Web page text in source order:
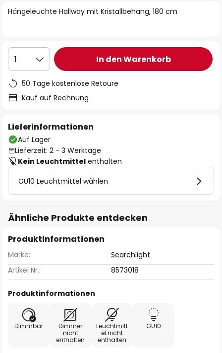
Hängeleuchte Hallway mit Kristallbehang, 180 cm
1 In den Warenkorb
50 Tage kostenlose Retoure
Kauf auf Rechnung
Lieferinformationen
Auf Lager
Lieferzeit: 2 - 3 Werktage
Kein Leuchtmittel enthalten
GU10 Leuchtmittel wählen
Ähnliche Produkte entdecken
Produktinformationen
Marke:
Searchlight
Artikel Nr.:
8573018
Produktinformationen
Dimmbar
Dimmer
nicht
enthalten
Leuchtmitt
el nicht
enthalten
GU10